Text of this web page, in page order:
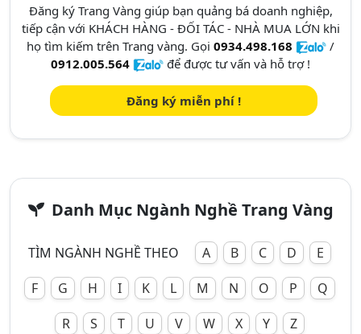
Đăng ký Trang Vàng giúp bạn quảng bá doanh nghiệp,
tiếp cận với KHÁCH HÀNG - ĐỐI TÁC - NHÀ MUA LỚN khi
họ tìm kiếm trên Trang vàng. Gọi 0934.498.168
/
0912.005.564
để được tư vấn và hỗ trợ !
Đăng ký miễn phí !
Danh Mục Ngành Nghề Trang Vàng
TÌM NGÀNH NGHỀ THEO A B C D
E
F
G H I K L M N O P
Q
R
S T U V W X Y Z